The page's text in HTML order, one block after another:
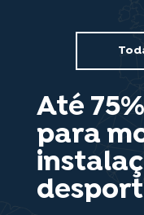
Até
para